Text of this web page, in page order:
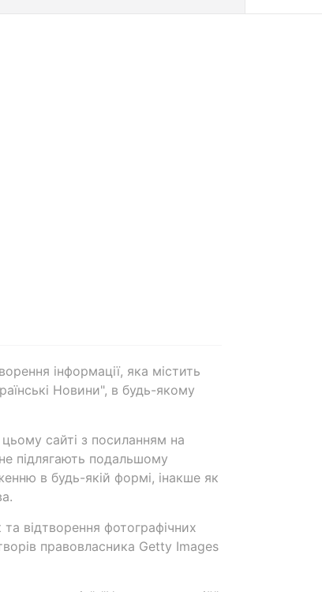
інформації, яка містить
Новини", в будь-якому
цьому сайті з посиланням на
підлягають подальшому
в будь-якій формі, інакше як
відтворення фотографічних
правовласника Getty Images